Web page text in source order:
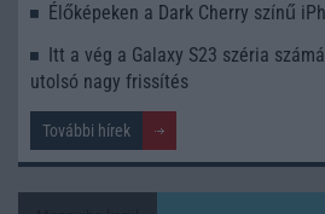
Élőképeken a Dark Cherry színű
Itt a vég a Galaxy S23 széria
utolsó nagy frissítés
További hírek